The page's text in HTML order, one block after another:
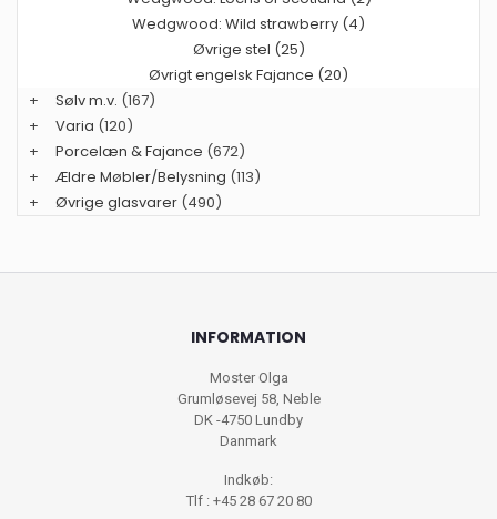
Wedgwood: Wild strawberry (4)
Øvrige stel (25)
Øvrigt engelsk Fajance (20)
+
Sølv m.v. (167)
+
Varia (120)
+
Porcelæn & Fajance (672)
+
Ældre Møbler/Belysning (113)
+
Øvrige glasvarer (490)
INFORMATION
Moster Olga
Grumløsevej 58, Neble
DK -4750 Lundby
Danmark
Indkøb:
Tlf : +45 28 67 20 80